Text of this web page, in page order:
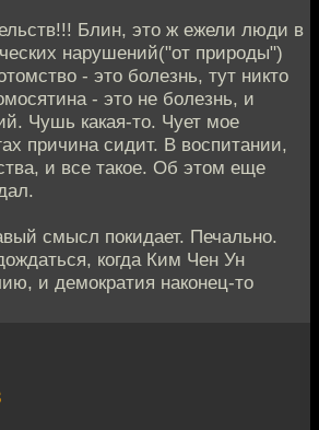
Блин, это ж ежели люди в
нарушений("от природы")
- это болезнь, тут никто
- это не болезнь, и
Чушь какая-то. Чует мое
причина сидит. В воспитании,
и все такое. Об этом еще
смысл покидает. Печально.
когда Ким Чен Ун
и демократия наконец-то